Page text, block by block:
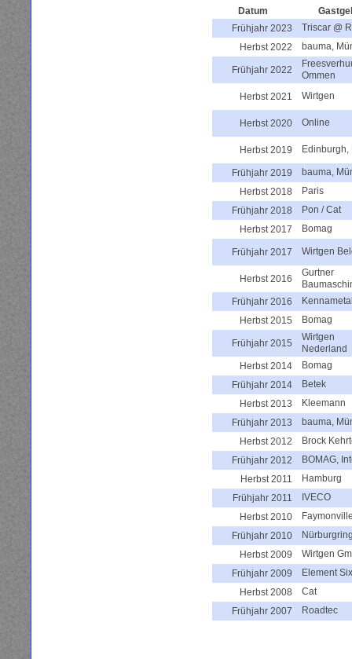
Datum
Frühjahr 2023
Triscar @
Herbst 2022
bauma,
Frühjahr 2022
Ommen
Herbst 2021
Wirtgen
Herbst 2020 Online
Herbst 2019 Edinburgh,
Frühjahr 2019
bauma,
Herbst 2018
Paris
Frühjahr 2018
Pon / Cat
Herbst 2017
Bomag
Frühjahr 2017 Wirtgen
Herbst 2016
Gurtner
Frühjahr 2016
Herbst 2015
Bomag
Frühjahr 2015
Wirtgen
Nederland
Herbst 2014
Bomag
Frühjahr 2014
Betek
Herbst 2013
Kleemann
Frühjahr 2013
bauma,
Herbst 2012
Brock
Frühjahr 2012
BOMAG,
Herbst 2011
Hamburg
Frühjahr 2011
IVECO
Herbst 2010
Frühjahr 2010
Herbst 2009
Wirtgen
Frühjahr 2009
Element Six
Herbst 2008
Cat
Frühjahr 2007
Roadtec